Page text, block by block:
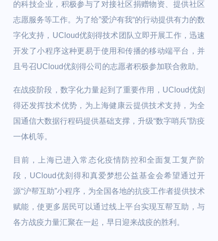
的科技企业，积极参与了对接社区捐赠物资、提供社区
志愿服务等工作。为了给”爱沪有我“的行动提供有力的数
字化支持，UCloud优刻得技术团队立即开展工作，迅速
开发了小程序这种更易于使用和传播的移动端平台，并
且号召UCloud优刻得公司的志愿者积极参加联合救助。
在战疫阶段，数字化力量起到了重要作用，UCloud优刻
得还发挥技术优势，为上海健康云提供技术支持，为全
国通信大数据行程码提供基础支撑，升级“数字哨兵”防疫
一体机等。
目前，上海已进入常态化疫情防控和全面复工复产阶
段，UCloud优刻得和真爱梦想公益基金会希望通过开
源“沪帮互助”小程序，为全国各地的抗疫工作者提供技术
赋能，使更多居民可以通过线上平台实现互帮互助，与
各方战疫力量汇聚在一起，早日迎来战疫的胜利。